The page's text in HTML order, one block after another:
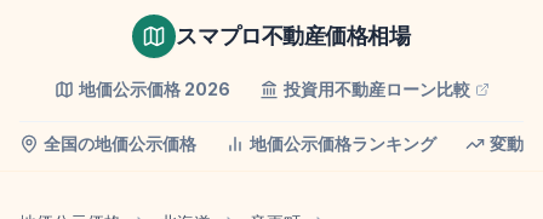
スマプロ不動産価格相場
地価公示価格 2026 投資用不動産ローン比較
全国の地価公示価格 地価公示価格ランキング 変動